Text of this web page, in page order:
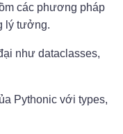
các phương pháp
lý tưởng.
như dataclasses,
Pythonic với types,